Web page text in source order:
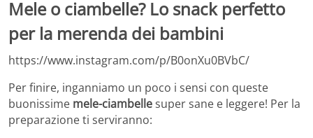
Mele o ciambelle? Lo snack perfetto
per la merenda dei bambini
https://www.instagram.com/p/B0onXu0BVbC/
Per finire, inganniamo un poco i sensi con queste
buonissime mele-ciambellesuper sane e leggere! Per la
preparazione ti serviranno: